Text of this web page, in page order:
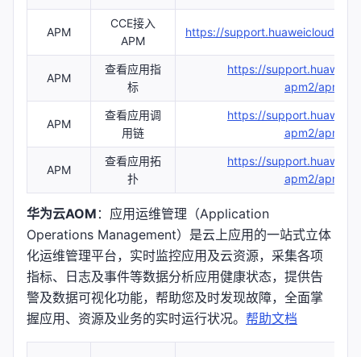
APM
CCE接入
APM
https://
APM
查看应用指
标
https://
apm2/
APM
查看应用调
用链
https://
apm2/
APM
查看应用拓
扑
https://
apm2/
华为云AOM ：应用运维管理（Application
Operations Management）是云上应用的一站式立体
化运维管理平台，实时监控应用及云资源，采集各项
指标、日志及事件等数据分析应用健康状态，提供告
警及数据可视化功能，帮助您及时发现故障，全面掌
握应用、资源及业务的实时运行状况。 帮助文档